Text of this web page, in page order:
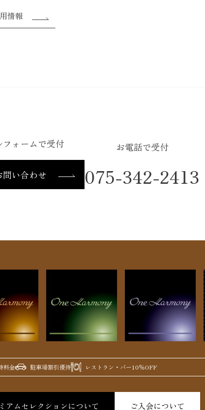
情報
フォームで受付
問い合わせ
お電話で受付
075-342-2413
料金 駐車場割引優待 レストラン・バー10％OFF
アムセレクションについて ご入会について